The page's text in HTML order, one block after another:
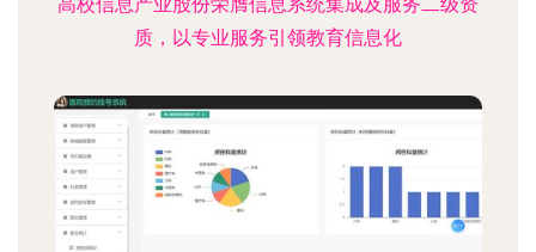
质，以专业服务引领教育信息化